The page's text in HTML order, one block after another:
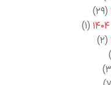
(۲۹)
(۱)
(۲)